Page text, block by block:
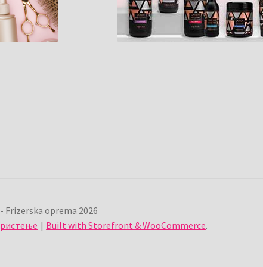
oprema 2026
Built with Storefront & WooCommerce.